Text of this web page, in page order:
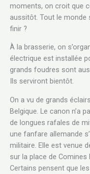
moments, on croit que
aussitôt. Tout le monde
finir ?
À la brasserie, on
électrique est installée
grands foudres sont
Ils serviront bientôt.
On a vu de grands
Belgique. Le canon n’a
de longues rafales de
une fanfare allemande
militaire. Elle est venue
sur la place de
Certains pensent que